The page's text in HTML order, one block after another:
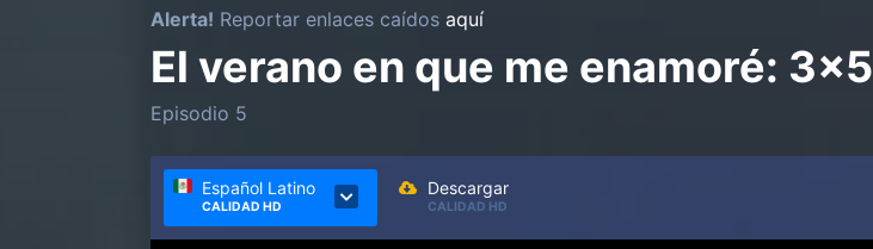
Alerta! Reportar enlaces caídos aquí
El verano en que me enamoré: 3x5
Episodio 5
Español Latino
CALIDAD HD
Descargar
CALIDAD HD